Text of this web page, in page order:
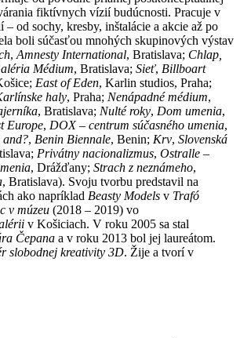
fiktívnych vízií budúcnosti. Pracuje v
– od sochy, kresby, inštalácie a akcie až po
boli súčasťou mnohých skupinových výstav
, Amnesty International, Bratislava; Chlap,
Médium, Bratislava; Sieť, Billboart
East of Eden, Karlin studios, Praha;
haly, Praha; Nenápadné médium,
, Bratislava; Nulté roky, Dom umenia,
Europe, DOX – centrum súčasného umenia,
and?, Benin Biennale, Benin; Krv, Slovenská
Privátny nacionalizmus, Ostralle –
, Drážďany; Strach z neznámeho,
, Bratislava). Svoju tvorbu predstavil na
ako napríklad Beasty Models v Trafó
v múzeu (2018 – 2019) vo
v Košiciach. V roku 2005 sa stal
Čepana a v roku 2013 bol jej laureátom.
slobodnej kreativity 3D. Žije a tvorí v